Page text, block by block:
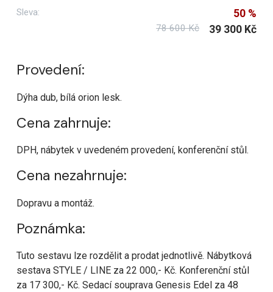
Sleva: 50 %
78 600 Kč 39 300 Kč
Provedení:
Dýha dub, bílá orion lesk.
Cena zahrnuje:
DPH, nábytek v uvedeném provedení, konferenční stůl.
Cena nezahrnuje:
Dopravu a montáž.
Poznámka:
Tuto sestavu lze rozdělit a prodat jednotlivě. Nábytková
sestava STYLE / LINE za 22 000,- Kč. Konferenční stůl
za 17 300,- Kč. Sedací souprava Genesis Edel za 48